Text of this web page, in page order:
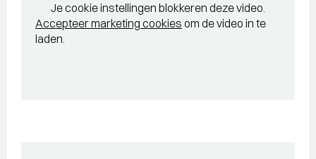
Je cookie instellingen blokkeren deze video.
Accepteer marketing cookies om de video in te
laden.